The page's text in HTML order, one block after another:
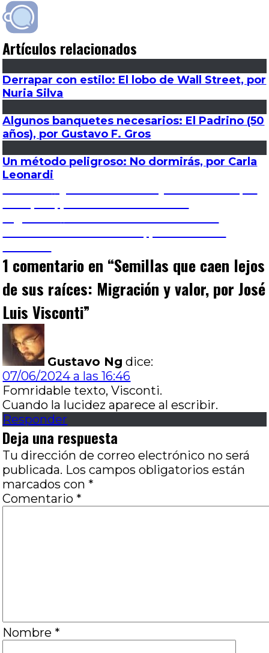
Artículos relacionados
Derrapar con estilo: El lobo de Wall Street, por
Nuria Silva
Algunos banquetes necesarios: El Padrino (50
años), por Gustavo F. Gros
Un método peligroso: No dormirás, por Carla
Leonardi
Navegación
de
entradas
1 comentario en “Semillas que caen lejos
de sus raíces: Migración y valor, por José
Luis Visconti”
Gustavo Ng dice:
07/06/2024 a las 16:46
Fomridable texto, Visconti.
Cuando la lucidez aparece al escribir.
Responder
Deja una respuesta
Tu dirección de correo electrónico no será
publicada. Los campos obligatorios están
marcados con *
Comentario *
Nombre *